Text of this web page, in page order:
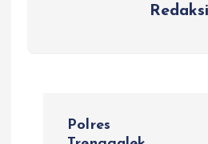
Redaksi
Polres